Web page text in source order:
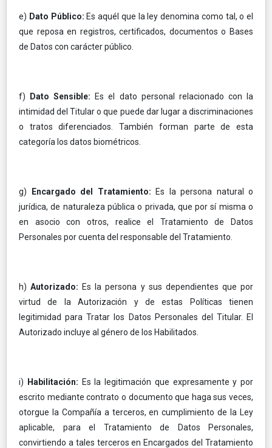
e) Dato Público: Es aquél que la ley denomina como tal, o el
que reposa en registros, certificados, documentos o Bases
de Datos con carácter público.
f) Dato Sensible:
Es el dato personal relacionado con la
intimidad del Titular o que puede dar lugar a discriminaciones
o tratos diferenciados. También forman parte de esta
categoría los datos biométricos.
g) Encargado del Tratamiento:
Es la persona natural o
jurídica, de naturaleza pública o privada, que por sí misma o
en asocio con otros, realice el Tratamiento de Datos
Personales por cuenta del responsable del Tratamiento.
h)Autorizado: Es la persona y sus dependientes que por
virtud de la Autorización y de estas Políticas tienen
legitimidad para Tratar los Datos Personales del Titular. El
Autorizado incluye al género de los Habilitados.
i) Habilitación: Es la legitimación que expresamente y por
escrito mediante contrato o documento que haga sus veces,
otorgue la Compañía a terceros, en cumplimiento de la Ley
aplicable, para el Tratamiento de Datos Personales,
convirtiendo a tales terceros en Encargados del Tratamiento